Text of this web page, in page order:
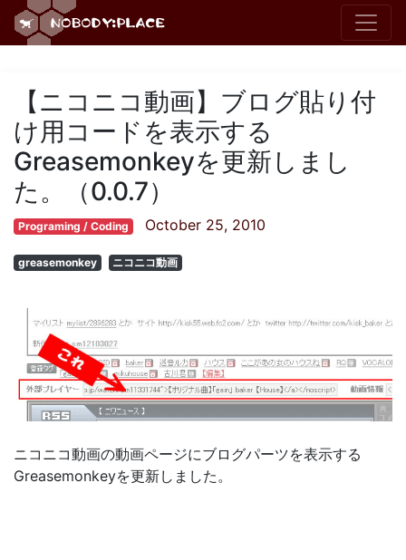
【ニコニコ動画】ブログ貼り付
け用コードを表示する
Greasemonkeyを更新しまし
た。（0.0.7）
Programing / Coding October 25, 2010
greasemonkey ニコニコ動画
ニコニコ動画の動画ページにブログパーツを表示する
Greasemonkeyを更新しました。